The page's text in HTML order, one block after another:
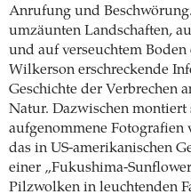
Anrufung und
umzäunten Landschaften,
und auf verseuchtem
Wilkerson erschreckende
Geschichte der Verbrechen
Natur. Dazwischen
aufgenommene Fotografien
das in US-amerikanischen
einer „Fukushima-
Pilzwolken in leuchtenden